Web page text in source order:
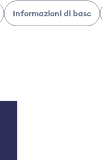
Informazioni di base